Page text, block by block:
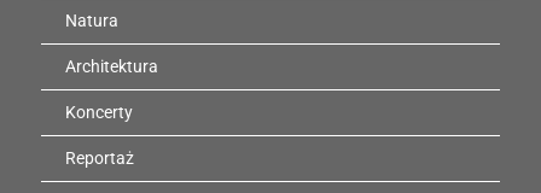
Natura
Architektura
Koncerty
Reportaż